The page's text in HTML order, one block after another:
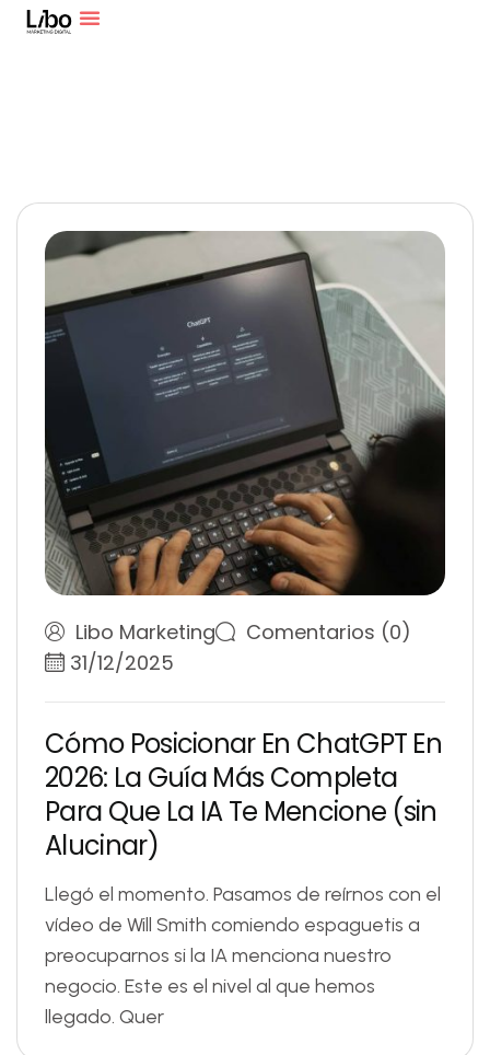
Libo Marketing
Comentarios (0)
31/12/2025
Cómo Posicionar En ChatGPT En
2026: La Guía Más Completa
Para Que La IA Te Mencione (sin
Alucinar)
Llegó el momento. Pasamos de reírnos con el
vídeo de Will Smith comiendo espaguetis a
preocuparnos si la IA menciona nuestro
negocio. Este es el nivel al que hemos
llegado. Quer